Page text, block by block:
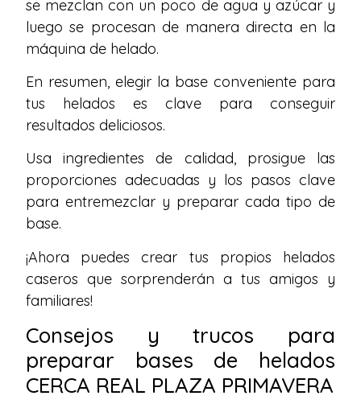
se mezclan con un poco de agua y azúcar y
luego se procesan de manera directa en la
máquina de helado.
En resumen, elegir la base conveniente para
tus helados es clave para conseguir
resultados deliciosos.
Usa ingredientes de calidad, prosigue las
proporciones adecuadas y los pasos clave
para entremezclar y preparar cada tipo de
base.
¡Ahora puedes crear tus propios helados
caseros que sorprenderán a tus amigos y
familiares!
Consejos y trucos para
preparar bases de helados
CERCA REAL PLAZA PRIMAVERA